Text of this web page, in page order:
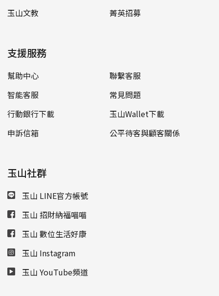
玉山文教
菁英招募
支援服務
幫助中心
聯繫客服
智能客服
常見問題
行動銀行下載
玉山Wallet下載
申訴信箱
公平待客與顧客關係
玉山社群
玉山 LINE官方帳號
玉山 招財納福喵喵
玉山 數位生活好康
玉山 Instagram
玉山 YouTube頻道